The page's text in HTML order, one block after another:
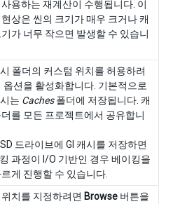
용하는 재계산이 수행됩니다. 이
상은 씬의 크기가 매우 크거나 캐
가 너무 작으면 발생할 수 있습니
폴더의 커스텀 위치를 허용하려
옵션을 활성화합니다. 기본적으로
는 Caches폴더에 저장됩니다. 캐
를 모든 프로젝트에서 공유합니
드라이브에 GI 캐시를 저장하면
과정이 I/O 기반인 경우 베이킹을
게 진행할 수 있습니다.
치를 지정하려면 Browse 버튼을